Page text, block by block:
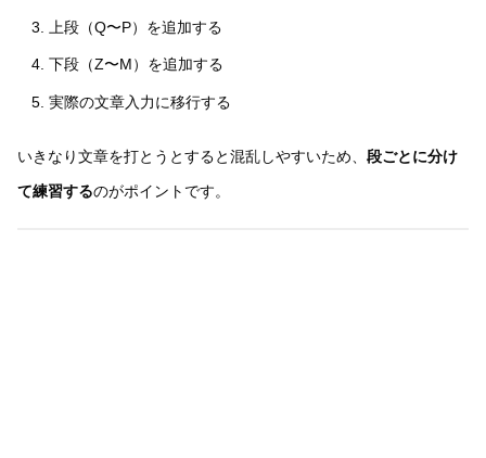
上段（Q〜P）を追加する
下段（Z〜M）を追加する
実際の文章入力に移行する
いきなり文章を打とうとすると混乱しやすいため、 段ごとに分け
て練習するのがポイントです。